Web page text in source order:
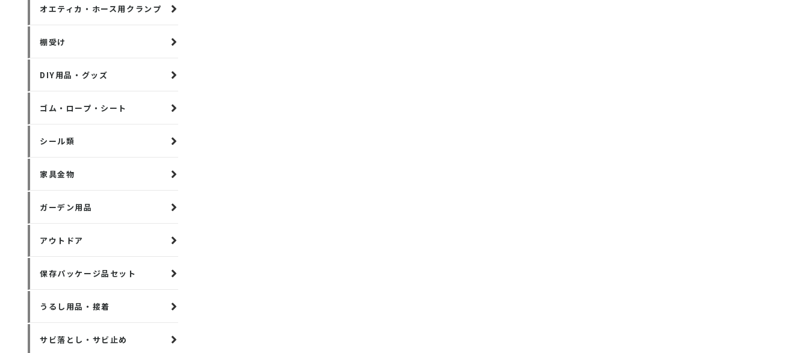
オエティカ・ホース用クランプ
棚受け
DIY用品・グッズ
ゴム・ロープ・シート
シール類
家具金物
ガーデン用品
アウトドア
保存パッケージ品セット
うるし用品・接着
サビ落とし・サビ止め